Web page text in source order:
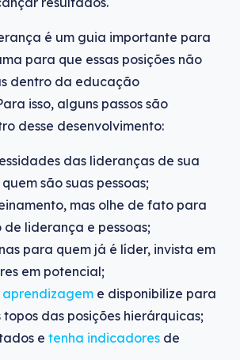
é um guia importante para
para que essas posições não
dentro da educação
isso, alguns passos são
desse desenvolvimento:
das lideranças de sua
são suas pessoas;
mas olhe de fato para
liderança e pessoas;
para quem já é líder, invista em
em potencial;
e disponibilize para
topos das posições hierárquicas;
e tenha indicadores de